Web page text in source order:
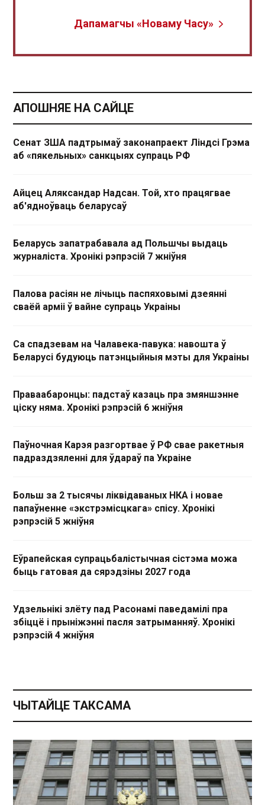
Дапамагчы «Новаму Часу»
АПОШНЯЕ НА САЙЦЕ
Сенат ЗША падтрымаў законапраект Ліндсі Грэма
аб «пякельных» санкцыях супраць РФ
Айцец Аляксандар Надсан. Той, хто працягвае
аб'ядноўваць беларусаў
Беларусь запатрабавала ад Польшчы выдаць
журналіста. Хронікі рэпрэсій 7 жніўня
Палова расіян не лічыць паспяховымі дзеянні
сваёй арміі ў вайне супраць Украіны
Са спадзевам на Чалавека-павука: навошта ў
Беларусі будуюць патэнцыйныя мэты для Украіны
Праваабаронцы: падстаў казаць пра змяншэнне
ціску няма. Хронікі рэпрэсій 6 жніўня
Паўночная Карэя разгортвае ў РФ свае ракетныя
падраздзяленні для ўдараў па Украіне
Больш за 2 тысячы ліквідаваных НКА і новае
папаўненне «экстрэмісцкага» спісу. Хронікі
рэпрэсій 5 жніўня
Еўрапейская супрацьбалістычная сістэма можа
быць гатовая да сярэдзіны 2027 года
Удзельнікі злёту пад Расонамі паведамілі пра
збіццё і прыніжэнні пасля затрыманняў. Хронікі
рэпрэсій 4 жніўня
ЧЫТАЙЦЕ ТАКСАМА